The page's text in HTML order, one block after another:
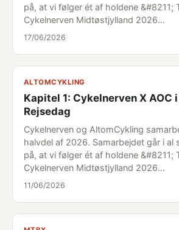
på, at vi følger ét af holdene &#8211;
Cykelnerven Midtøstjylland 2026…
17/06/2026
ALTOMCYKLING
Kapitel 1: Cykelnerven X AOC
Rejsedag
Cykelnerven og AltomCykling
halvdel af 2026. Samarbejdet går i al
på, at vi følger ét af holdene &#8211;
Cykelnerven Midtøstjylland 2026…
11/06/2026